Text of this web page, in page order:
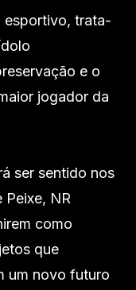
esportivo, trata-
e o
jogador da
ser sentido nos
Peixe, NR
como
que
um novo futuro